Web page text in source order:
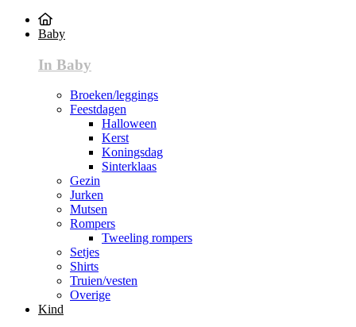
Baby
In Baby
Broeken/leggings
Feestdagen
Halloween
Kerst
Koningsdag
Sinterklaas
Gezin
Jurken
Mutsen
Rompers
Tweeling rompers
Setjes
Shirts
Truien/vesten
Overige
Kind